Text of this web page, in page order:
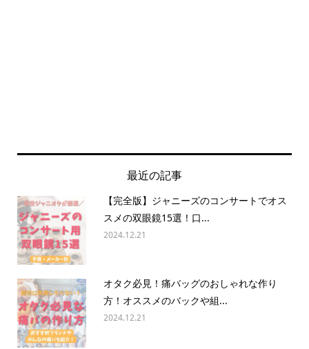
最近の記事
【完全版】ジャニーズのコンサートでオス
スメの双眼鏡15選！口...
2024.12.21
オタク必見！痛バッグのおしゃれな作り
方！オススメのバックや組...
2024.12.21